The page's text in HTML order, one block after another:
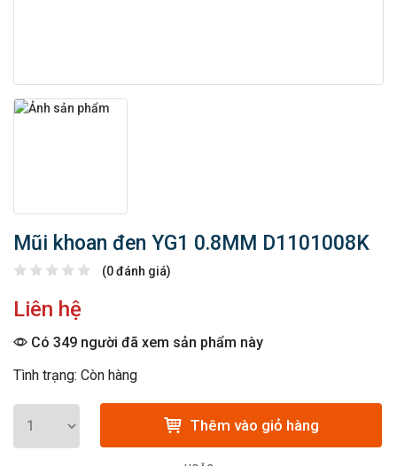
Mũi khoan đen YG1 0.8MM D1101008K
(0 đánh giá)
Liên hệ
Có 349 người đã xem sản phẩm này
Tình trạng: Còn hàng
Thêm vào giỏ hàng